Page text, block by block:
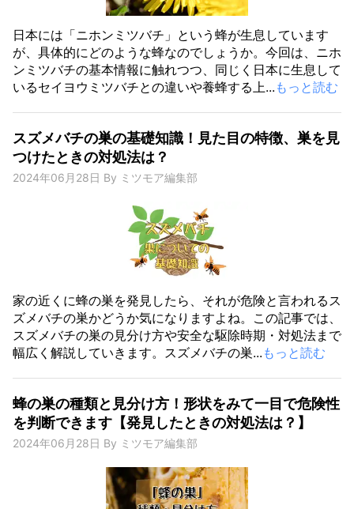
日本には「ニホンミツバチ」という蜂が生息しています
が、具体的にどのような蜂なのでしょうか。今回は、ニホ
ンミツバチの基本情報に触れつつ、同じく日本に生息して
いるセイヨウミツバチとの違いや養蜂する上... もっと読む
スズメバチの巣の基礎知識！見た目の特徴、巣を見
つけたときの対処法は？
2024年06月28日 By ミツモア編集部
家の近くに蜂の巣を発見したら、それが危険と言われるス
ズメバチの巣かどうか気になりますよね。この記事では、
スズメバチの巣の見分け方や安全な駆除時期・対処法まで
幅広く解説していきます。スズメバチの巣... もっと読む
蜂の巣の種類と見分け方！形状をみて一目で危険性
を判断できます【発見したときの対処法は？】
2024年06月28日 By ミツモア編集部